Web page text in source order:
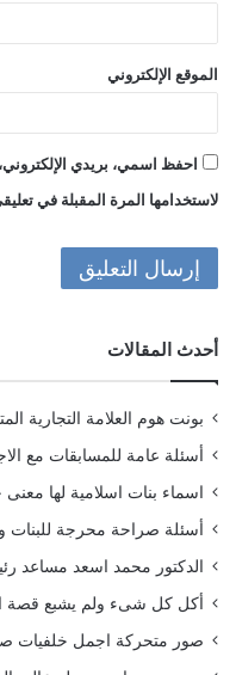
الموقع الإلكتروني
احفظ اسمي، بريدي
لاستخدامها المرة المقبلة في
أحدث المقالات
بونت هوم العلامة التجارية
أسئلة عامة للمسابقات مع الاجابة
اسماء بنات اسلامية لها
أسئلة صراحة محرجة للبنات
الدكتور محمد اسعد مساعد
أكل كل شىء ولم يشبع قصة
صور متحركة اجمل خلفيات